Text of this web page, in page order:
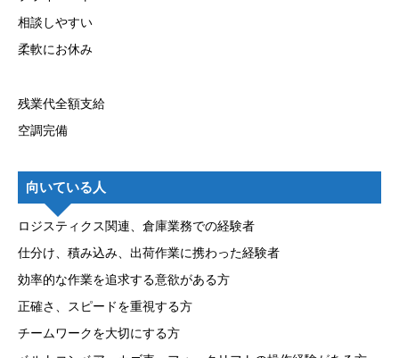
相談しやすい
柔軟にお休み
残業代全額支給
空調完備
向いている人
ロジスティクス関連、倉庫業務での経験者
仕分け、積み込み、出荷作業に携わった経験者
効率的な作業を追求する意欲がある方
正確さ、スピードを重視する方
チームワークを大切にする方